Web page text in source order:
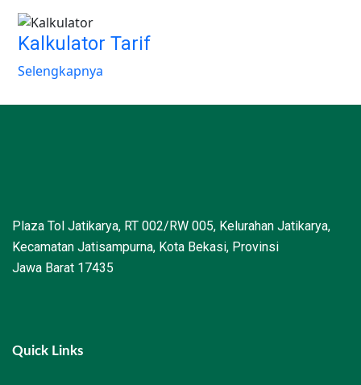
Kalkulator Tarif
Selengkapnya
Plaza Tol Jatikarya, RT 002/RW 005, Kelurahan Jatikarya,
Kecamatan Jatisampurna, Kota Bekasi, Provinsi
Jawa Barat 17435
Quick Links